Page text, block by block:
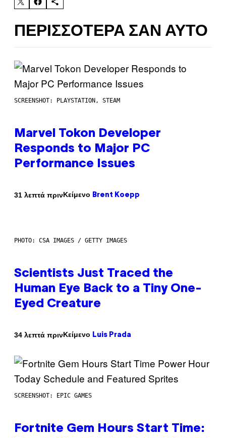
ΠΕΡΙΣΣΌΤΕΡΑ ΣΑΝ ΑΥΤΌ
SCREENSHOT: PLAYSTATION, STEAM
Marvel Tokon Developer
Responds to Major PC
Performance Issues
31 λεπτά πρινΚείμενο Brent Koepp
PHOTO: CSA IMAGES / GETTY IMAGES
Scientists Just Traced the
Human Eye Back to a Tiny One-
Eyed Creature
34 λεπτά πρινΚείμενο Luis Prada
SCREENSHOT: EPIC GAMES
Fortnite Gem Hours Start Time: